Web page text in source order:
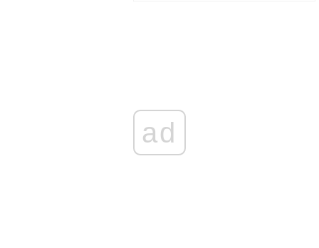
ad